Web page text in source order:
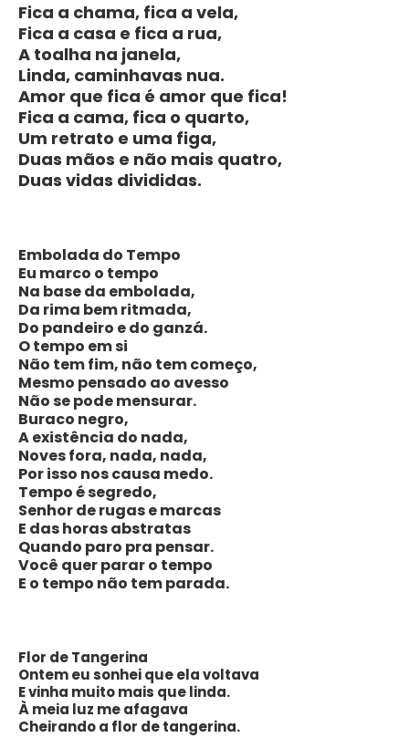
Fica a chama, fica a vela,
Fica a casa e fica a rua,
A toalha na janela,
Linda, caminhavas nua.
Amor que fica é amor que fica!
Fica a cama, fica o quarto,
Um retrato e uma figa,
Duas mãos e não mais quatro,
Duas vidas divididas.
Embolada do Tempo
Eu marco o tempo
Na base da embolada,
Da rima bem ritmada,
Do pandeiro e do ganzá.
O tempo em si
Não tem fim, não tem começo,
Mesmo pensado ao avesso
Não se pode mensurar.
Buraco negro,
A existência do nada,
Noves fora, nada, nada,
Por isso nos causa medo.
Tempo é segredo,
Senhor de rugas e marcas
E das horas abstratas
Quando paro pra pensar.
Você quer parar o tempo
E o tempo não tem parada.
Flor de Tangerina
Ontem eu sonhei que ela voltava
E vinha muito mais que linda.
À meia luz me afagava
Cheirando a flor de tangerina.